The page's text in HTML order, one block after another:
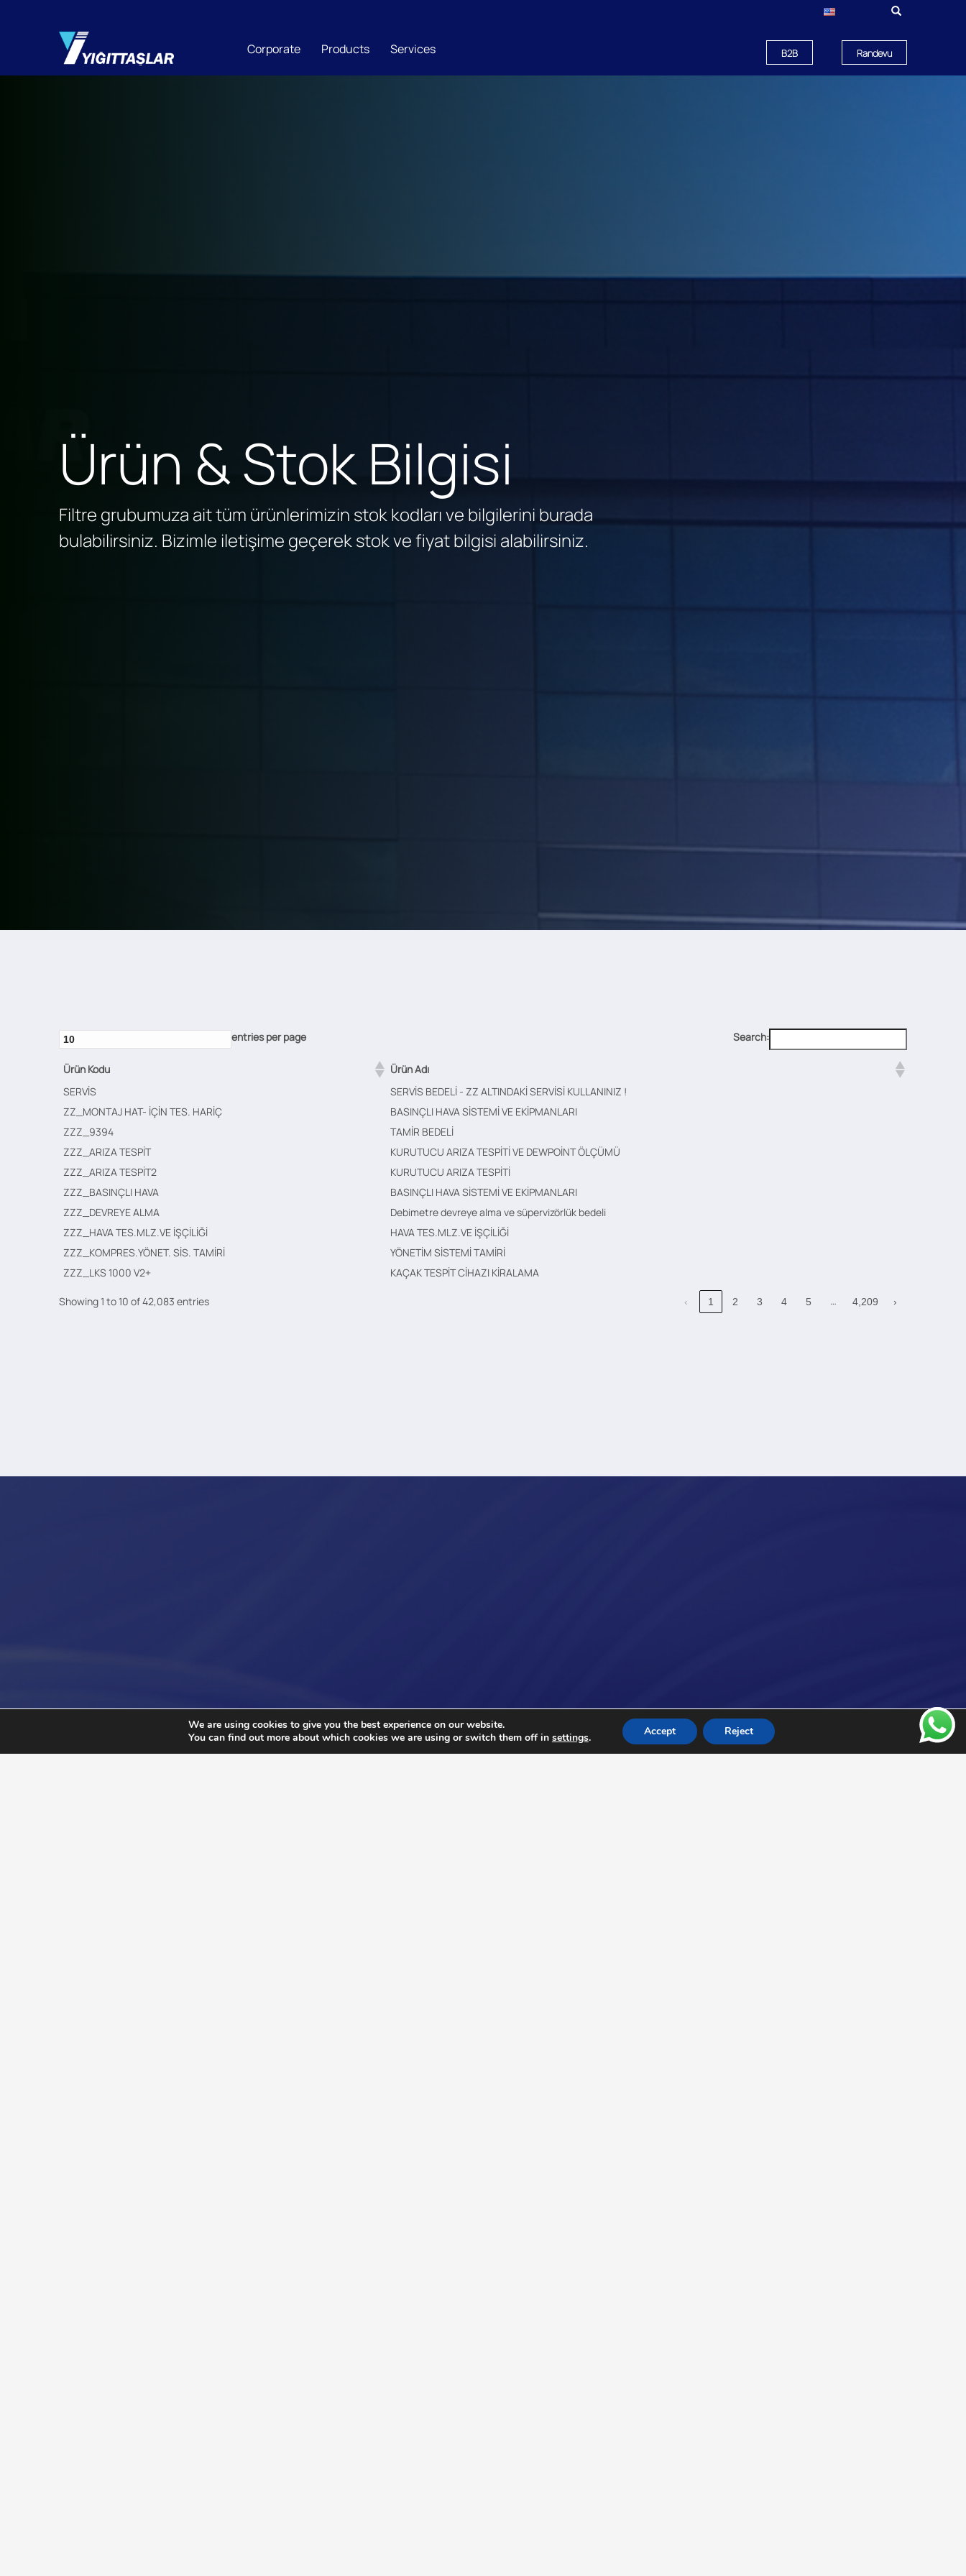
Corporate Products Services B2B Randevu
Ürün & Stok Bilgisi
Filtre grubumuza ait tüm ürünlerimizin stok kodları ve bilgilerini burada
bulabilirsiniz. Bizimle iletişime geçerek stok ve fiyat bilgisi alabilirsiniz.
entries per page Search:
Ürün Kodu
Ürün Adı
SERVİS
SERVİS BEDELİ - ZZ ALTINDAKİ SERVİSİ KULLANINIZ !
ZZ_MONTAJ HAT- İÇİN TES. HARİÇ
BASINÇLI HAVA SİSTEMİ VE EKİPMANLARI
ZZZ_9394
TAMİR BEDELİ
ZZZ_ARIZA TESPİT
KURUTUCU ARIZA TESPİTİ VE DEWPOİNT ÖLÇÜMÜ
ZZZ_ARIZA TESPİT2
KURUTUCU ARIZA TESPİTİ
ZZZ_BASINÇLI HAVA
BASINÇLI HAVA SİSTEMİ VE EKİPMANLARI
ZZZ_DEVREYE ALMA
Debimetre devreye alma ve süpervizörlük bedeli
ZZZ_HAVA TES.MLZ.VE İŞÇİLİĞİ
HAVA TES.MLZ.VE İŞÇİLİĞİ
ZZZ_KOMPRES.YÖNET. SİS. TAMİRİ
YÖNETİM SİSTEMİ TAMİRİ
ZZZ_LKS 1000 V2+
KAÇAK TESPİT CİHAZI KİRALAMA
Showing 1 to 10 of 42,083 entries ‹ 1 2 3 4 5 … 4,209 ›
We are using cookies to give you the best experience on our website.
You can find out more about which cookies we are using or switch them off in settings. Accept Reject